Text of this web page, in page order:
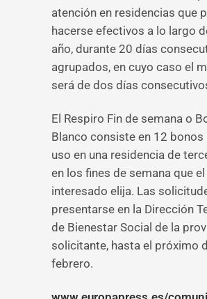
atención en residencias que
hacerse efectivos a lo largo
año, durante 20 días
agrupados, en cuyo caso el
será de dos días
El Respiro Fin de semana o
Blanco consiste en 12 bonos
uso en una residencia de
en los fines de semana que el
interesado elija. Las
presentarse en la Dirección
de Bienestar Social de la
solicitante, hasta el próximo
febrero.